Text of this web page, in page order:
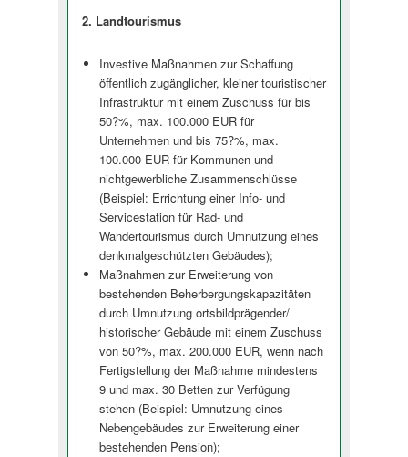
2. Landtourismus
Investive Maßnahmen zur Schaffung
öffentlich zugänglicher, kleiner touristischer
Infrastruktur mit einem Zuschuss für bis
50?%, max. 100.000 EUR für
Unternehmen und bis 75?%, max.
100.000 EUR für Kommunen und
nichtgewerbliche Zusammenschlüsse
(Beispiel: Errichtung einer Info- und
Servicestation für Rad- und
Wandertourismus durch Umnutzung eines
denkmalgeschützten Gebäudes);
Maßnahmen zur Erweiterung von
bestehenden Beherbergungska­pazitäten
durch Umnutzung ortsbildprägender/
historischer Gebäude mit einem Zuschuss
von 50?%, max. 200.000 EUR, wenn nach
Fertigstellung der Maßnahme mindestens
9 und max. 30 Betten zur Verfügung
stehen (Beispiel: Umnutzung eines
Nebengebäudes zur Erweiterung einer
bestehenden Pension);